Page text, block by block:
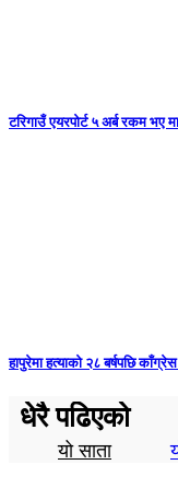
टरिगाउँ एयरपोर्ट ५ अर्ब रकम
हापुरेमा हत्याको २८ बर्षपछि
धेरै पढिएको
यो साता